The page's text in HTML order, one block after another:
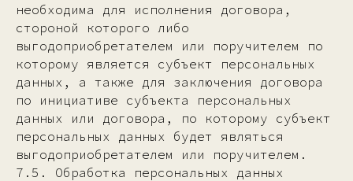
необходима для исполнения договора,
стороной которого либо
выгодоприобретателем или поручителем по
которому является субъект персональных
данных, а также для заключения договора
по инициативе субъекта персональных
данных или договора, по которому субъект
персональных данных будет являться
выгодоприобретателем или поручителем.
7.5. Обработка персональных данных